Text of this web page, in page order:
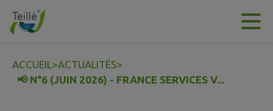
Contenu
ACCUEIL>ACTUALITÉS>
📢 N°6 (JUIN 2026) - FRANCE SERVICES V...